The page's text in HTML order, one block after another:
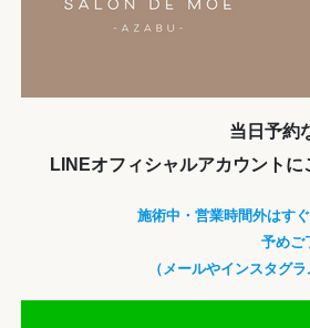
当日予約
LINEオフィシャルアカウント
施術中・営業時間外はす
予めご
（メールやインスタグ